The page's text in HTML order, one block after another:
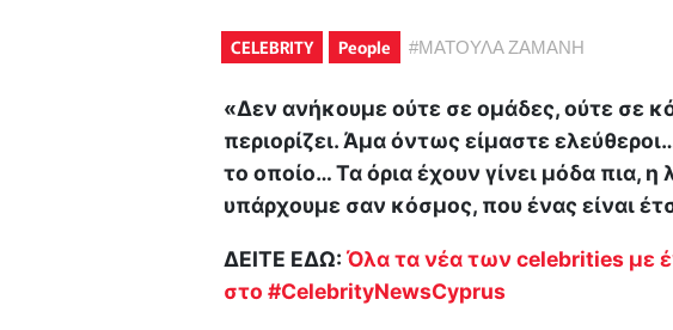
CELEBRITY People #ΜΑΤΟΥΛΑ ΖΑΜΑΝΗ
«Δεν ανήκουμε ούτε σε ομάδες, ούτε σε
περιορίζει. Άμα όντως είμαστε
το οποίο… Τα όρια έχουν γίνει μόδα πια, η
υπάρχουμε σαν κόσμος, που ένας είναι
ΔΕΙΤΕ ΕΔΩ: Όλα τα νέα των celebrities με
στο #CelebrityNewsCyprus